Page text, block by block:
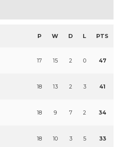
P W D L PTS
17 15 2 0 47
18 13 2 3 41
18 9 7 2 34
18 10 3 5 33